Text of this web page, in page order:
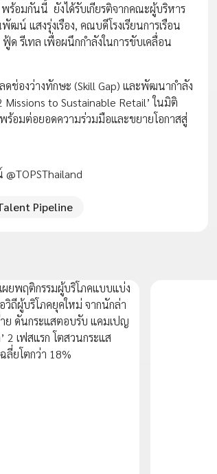
อมกันนี้ ยังได้รับเกียรติจากคณะผู้บริหาร
น์ แสงรุ่งเรือง, คณบดีโรงเรียนการเรือน
รีเทล เพื่อผนึกกำลังในการขับเคลื่อน
ดช่องว่างทักษะ (Skill Gap) และพัฒนากำลัง
to Sustainable Retail’ ในมิติ
ร้อมต่อยอดความร่วมมือและขยายโอกาสสู่
Pipeline